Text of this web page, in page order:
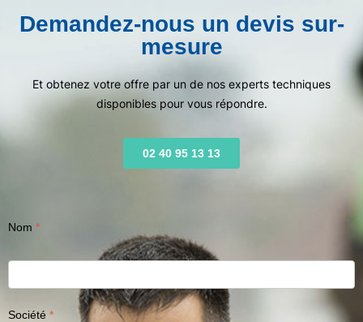
Demandez-nous un devis sur-
mesure
Et obtenez votre offre par un de nos experts techniques
disponibles pour vous répondre.
02 40 95 13 13
Nom
Société